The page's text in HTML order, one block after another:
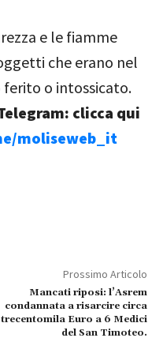
e le fiamme
che erano nel
ferito o intossicato.
clicca qui
moliseweb_it
Prossimo Articolo
Mancati riposi: l’Asrem
condannata a risarcire circa
trecentomila Euro a 6 Medici
del San Timoteo.